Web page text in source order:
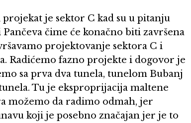
je sektor C kad su u pitanju
čime će konačno biti završena
projektovanje sektora C i
Radićemo fazno projekte i dogovor je
sa prva dva tunela, tunelom Bubanj
Tu je eksproprijacija maltene
možemo da radimo odmah, jer
koji je posebno značajan jer je to